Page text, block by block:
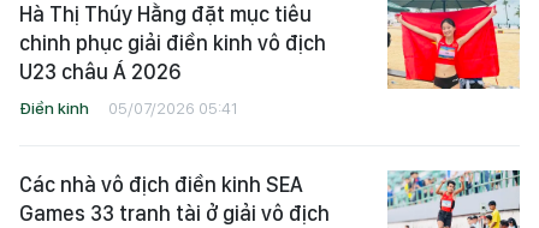
Hà Thị Thúy Hằng đặt mục tiêu
chinh phục giải điền kinh vô địch
U23 châu Á 2026
Điền kinh 05/07/2026 05:41
Các nhà vô địch điền kinh SEA
Games 33 tranh tài ở giải vô địch